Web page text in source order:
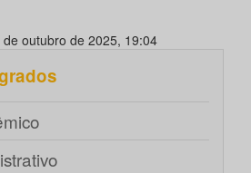
outubro de 2025, 19:04